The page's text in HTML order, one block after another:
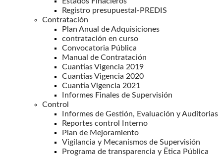
Registro presupuestal-PREDIS
Contratación
Plan Anual de Adquisiciones
contratación en curso
Convocatoria Pública
Manual de Contratación
Cuantias Vigencia 2019
Cuantias Vigencia 2020
Cuantia Vigencia 2021
Informes Finales de Supervisión
Control
Informes de Gestión, Evaluación y Auditorias
Reportes control Interno
Plan de Mejoramiento
Vigilancia y Mecanismos de Supervisión
Programa de transparencia y Ëtica Pública